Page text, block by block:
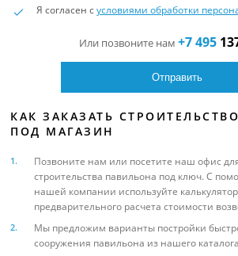
Я согласен сусловиями обработки
Или позвоните нам +7 495
КАК ЗАКАЗАТЬ
ПОД МАГАЗИН
Позвоните нам или посетите наш офис
строительства павильона под ключ. С
нашей компании используйте
предварительного расчета стоимости
Мы предложим варианты постройки
сооружения павильона из нашего